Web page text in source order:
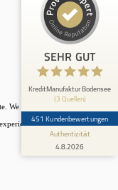
We also use third-party cookies
SEHR GUT
KreditManufaktur Bodensee
(3 Quellen)
451 Kundenbewertungen
Authentizität
4.8.2026
Profil werfen
Anonym
Beraterin. Kommt aktiv
zurück. klare und schnelle
Herzlichen Dank...